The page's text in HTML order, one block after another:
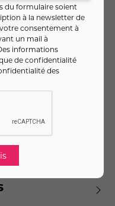
du formulaire soient
à la newsletter de
consentement à
un mail à
informations
de confidentialité
des